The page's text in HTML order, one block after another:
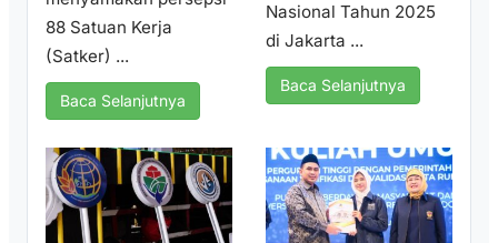
88 Satuan Kerja
(Satker) ...
Baca Selanjutnya
Nasional Tahun 2025
di Jakarta ...
Baca Selanjutnya